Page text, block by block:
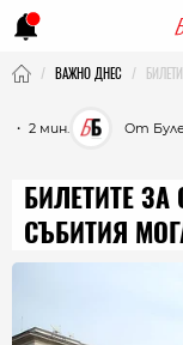
ВАЖНО ДНЕС
・ 2 мин. От
БИЛЕТИТЕ
СЪБИТИЯ